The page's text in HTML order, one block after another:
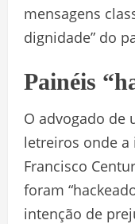
mensagens
dignidade” do
Painéis
O advogado de
letreiros onde a
Francisco
foram
intenção de